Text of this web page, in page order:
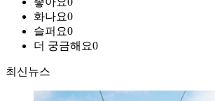
화나요0
슬퍼요0
더 궁금해요0
최신뉴스